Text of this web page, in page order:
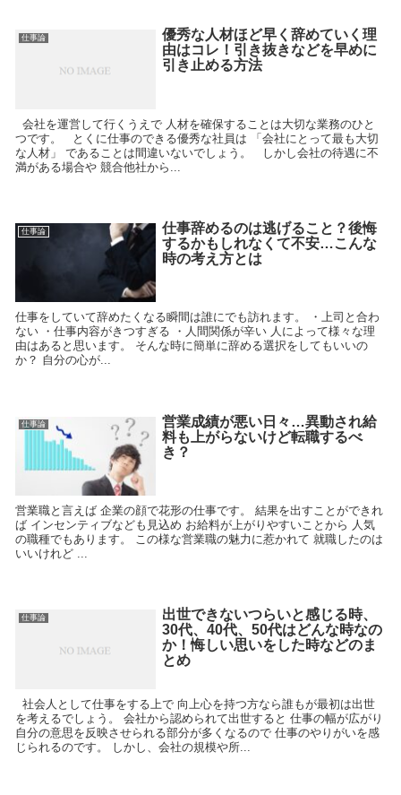
仕事論
優秀な人材ほど早く辞めていく理
由はコレ！引き抜きなどを早めに
引き止める方法
会社を運営して行くうえで 人材を確保することは大切な業務のひと
つです。 とくに仕事のできる優秀な社員は 「会社にとって最も大切
な人材」 であることは間違いないでしょう。 しかし会社の待遇に不
満がある場合や 競合他社から...
仕事論
仕事辞めるのは逃げること？後悔
するかもしれなくて不安…こんな
時の考え方とは
仕事をしていて辞めたくなる瞬間は誰にでも訪れます。 ・上司と合わ
ない ・仕事内容がきつすぎる ・人間関係が辛い 人によって様々な理
由はあると思います。 そんな時に簡単に辞める選択をしてもいいの
か？ 自分の心が...
仕事論
営業成績が悪い日々…異動され給
料も上がらないけど転職するべ
き？
営業職と言えば 企業の顔で花形の仕事です。 結果を出すことができれ
ば インセンティブなども見込め お給料が上がりやすいことから 人気
の職種でもあります。 この様な営業職の魅力に惹かれて 就職したのは
いいけれど ...
仕事論
出世できないつらいと感じる時、
30代、40代、50代はどんな時なの
か！悔しい思いをした時などのま
とめ
社会人として仕事をする上で 向上心を持つ方なら誰もが最初は出世
を考えるでしょう。 会社から認められて出世すると 仕事の幅が広がり
自分の意思を反映させられる部分が多くなるので 仕事のやりがいを感
じられるのです。 しかし、会社の規模や所...